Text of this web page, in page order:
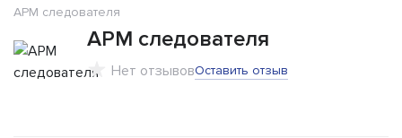
АРМ следователя
АРМ следователя
Нет отзывовОставить отзыв